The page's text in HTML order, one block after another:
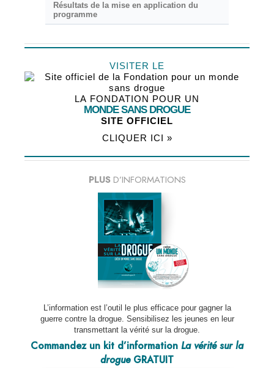
Résultats de la mise en application du
programme
VISITER LE
LA FONDATION POUR UN
MONDE SANS DROGUE
SITE OFFICIEL
CLIQUER ICI »
PLUS D’INFORMATIONS
L’information est l’outil le plus efficace pour gagner la
guerre contre la drogue. Sensibilisez les jeunes en leur
transmettant la vérité sur la drogue.
Commandez un kit d’information La vérité sur la
drogueGRATUIT